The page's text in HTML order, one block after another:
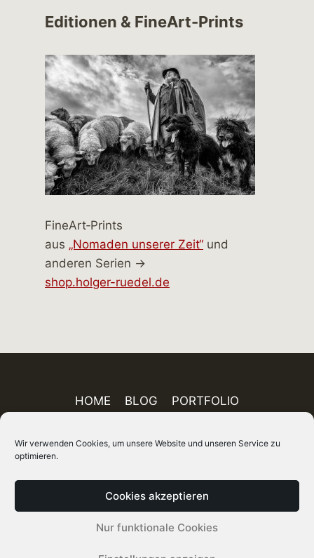
Wir verwenden Cookies, um unsere Website und unseren Service zu
optimieren.
Cookies akzeptieren
Nur funktionale Cookies
Editionen & FineArt-Prints
FineArt‑Prints
aus „Nomaden unserer Zeit“ und
anderen Serien →
shop.holger-ruedel.de
HOME BLOG
PORTFOLIO
ÜBER MICH
DATENSCHUTZ
AGB SITEMAP
© 2026 Holger Rüdel DGPh – Fotograf, Autor